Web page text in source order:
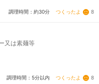
調理時間：約30分 つくったよ 8
又は素麺等
調理時間：5分以内 つくったよ 8